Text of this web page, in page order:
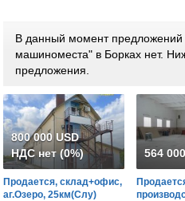
В данный момент
машиноместа" в Борках нет.
предложения.
800 000 USD
НДС нет (0%)
Продается, склад+офис,
аг.Озеро, 25км(Слу)
564